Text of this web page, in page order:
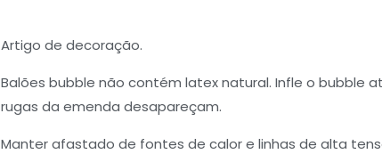
Artigo de decoração.
Balões bubble não contém latex natural. Infle o bubble
rugas da emenda desapareçam.
Manter afastado de fontes de calor e linhas de alta